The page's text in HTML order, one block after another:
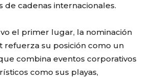
de cadenas internacionales.
el primer lugar, la nominación
refuerza su posición como un
combina eventos corporativos
como sus playas,